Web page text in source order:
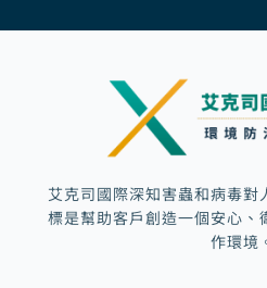
m
艾克司國際深知害蟲和病毒對
標是幫助客戶創造一個安心、
作環境